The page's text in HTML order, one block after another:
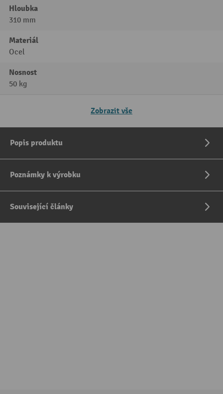
Hloubka
310 mm
Materiál
Ocel
Nosnost
50 kg
Zobrazit vše
Popis produktu
Poznámky k výrobku
Související články